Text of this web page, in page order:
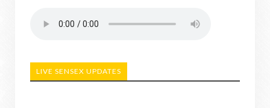
LIVE SENSEX UPDATES